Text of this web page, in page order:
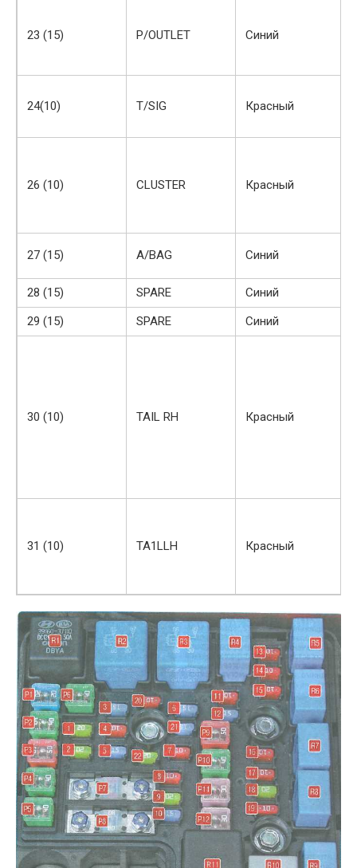
23 (15) P/OUTLET Синий
24(10) T/SIG Красный
26 (10) CLUSTER Красный
27 (15) A/BAG Синий
28 (15)
SPARE Синий
29 (15)
SPARE Синий
30 (10) TAIL RH Красный
31 (10) TA1LLH Красный